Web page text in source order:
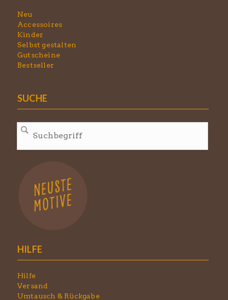
Neu
Accessoires
Kinder
Selbst gestalten
Gutscheine
Bestseller
SUCHE
HILFE
Hilfe
Versand
Umtausch & Rückgabe